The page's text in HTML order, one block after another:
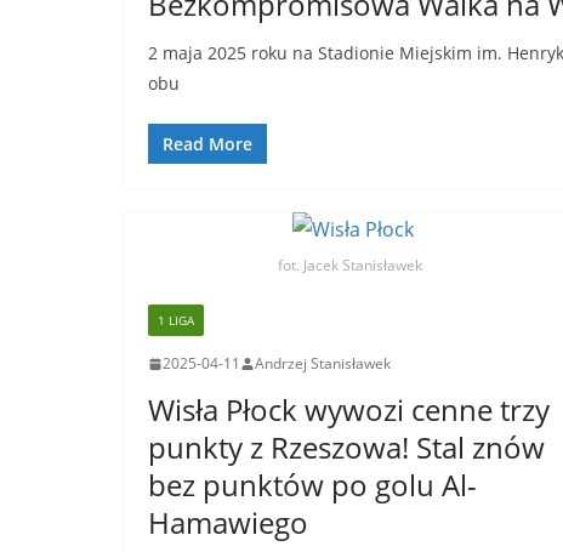
2 maja 2025 roku na Stadionie Miejskim im.
obu
Read More
fot. Jacek Stanisławek
1 LIGA
2025-04-11 Andrzej Stanisławek
Wisła Płock wywozi cenne trzy
punkty z Rzeszowa! Stal znów
bez punktów po golu Al-
Hamawiego